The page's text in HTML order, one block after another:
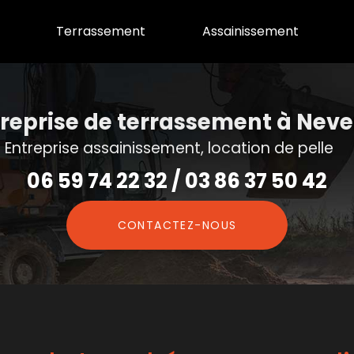
Terrassement Assainissement
de terrassement à
Entreprise assainissement, location de pelle
06 59 74 22 32/03 86 37 50 42
CONTACTEZ-NOUS